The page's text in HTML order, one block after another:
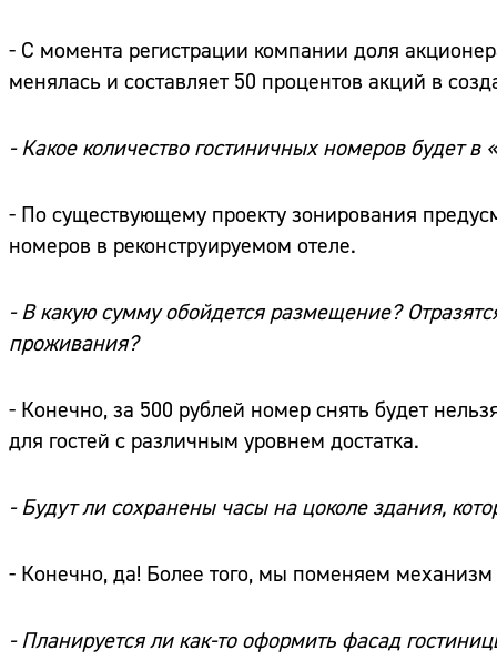
- С момента регистрации компании доля
менялась и составляет 50 процентов акций в
- Какое количество гостиничных номеров будет в
- По существующему проекту зонирования
номеров в реконструируемом отеле.
- В какую сумму обойдется размещение?
проживания?
- Конечно, за 500 рублей номер снять будет
для гостей с различным уровнем достатка.
- Будут ли сохранены часы на цоколе здания,
- Конечно, да! Более того, мы поменяем
- Планируется ли как-то оформить фасад